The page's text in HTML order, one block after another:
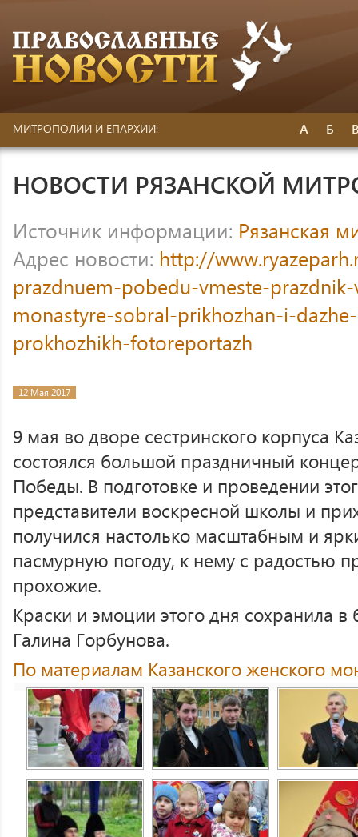
МИТРОПОЛИИ И ЕПАРХИИ: А Б
НОВОСТИ РЯЗАНСКОЙ
Источник информации: Рязанская
Адрес новости: http://
prazdnuem-pobedu-vmeste-
monastyre-sobral-prikhozhan-i-
prokhozhikh-fotoreportazh
12 Мая 2017
9 мая во дворе сестринского корпуса
состоялся большой праздничный
Победы. В подготовке и проведении
представители воскресной школы и
получился настолько масштабным и
пасмурную погоду, к нему с радостью
прохожие.
Краски и эмоции этого дня сохранила
Галина Горбунова.
По материалам Казанского женского